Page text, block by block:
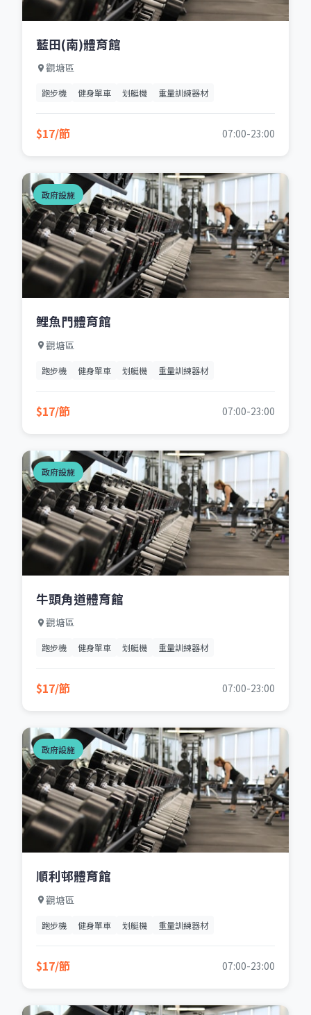
藍田(南)體育館
觀塘區
跑步機 健身單車 划艇機 重量訓練器材
$17/節 07:00-23:00
政府設施
鯉魚門體育館
觀塘區
跑步機 健身單車 划艇機 重量訓練器材
$17/節 07:00-23:00
政府設施
牛頭角道體育館
觀塘區
跑步機 健身單車 划艇機 重量訓練器材
$17/節 07:00-23:00
政府設施
順利邨體育館
觀塘區
跑步機 健身單車 划艇機 重量訓練器材
$17/節 07:00-23:00